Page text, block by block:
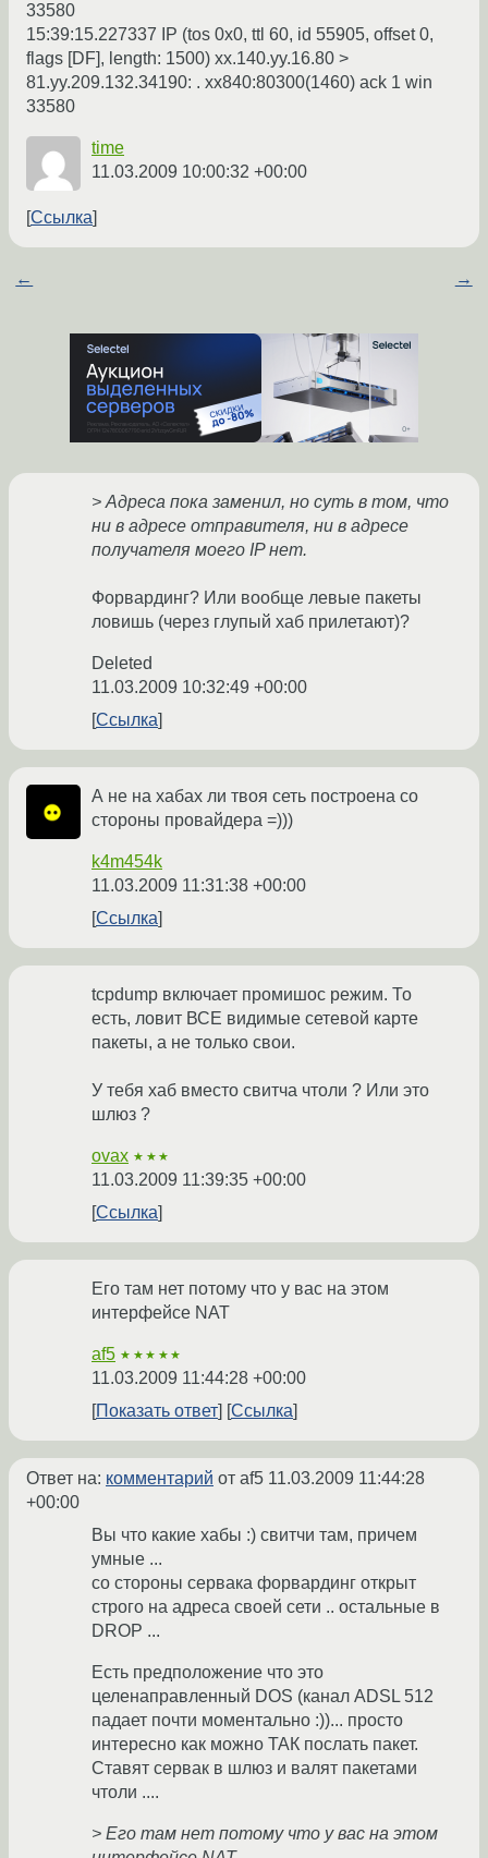
33580
15:39:15.227337 IP (tos 0x0, ttl 60, id 55905, offset 0,
flags [DF], length: 1500) xx.140.yy.16.80 >
81.yy.209.132.34190: . xx840:80300(1460) ack 1 win
33580
time
11.03.2009 10:00:32 +00:00
Ссылка
← →
> Адреса пока заменил, но суть в том, что
ни в адресе отправителя, ни в адресе
получателя моего IP нет.
Форвардинг? Или вообще левые пакеты
ловишь (через глупый хаб прилетают)?
Deleted
11.03.2009 10:32:49 +00:00
Ссылка
А не на хабах ли твоя сеть построена со
стороны провайдера =)))
k4m454k
11.03.2009 11:31:38 +00:00
Ссылка
tcpdump включает промишос режим. То
есть, ловит ВСЕ видимые сетевой карте
пакеты, а не только свои.
У тебя хаб вместо свитча чтоли ? Или это
шлюз ?
ovax ★★★
11.03.2009 11:39:35 +00:00
Ссылка
Его там нет потому что у вас на этом
интерфейсе NAT
af5 ★★★★★
11.03.2009 11:44:28 +00:00
Показать ответ
Ссылка
Ответ на: комментарий от af5 11.03.2009 11:44:28
+00:00
Вы что какие хабы :) свитчи там, причем
умные ...
со стороны сервака форвардинг открыт
строго на адреса своей сети .. остальные в
DROP ...
Есть предположение что это
целенаправленный DOS (канал ADSL 512
падает почти моментально :))... просто
интересно как можно ТАК послать пакет.
Ставят сервак в шлюз и валят пакетами
чтоли ....
> Его там нет потому что у вас на этом